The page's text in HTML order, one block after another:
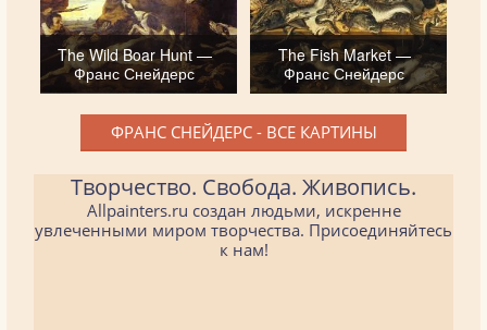
The Wild Boar Hunt —
Франс Снейдерс
The Fish Market —
Франс Снейдерс
ФРАНС СНЕЙДЕРС - ВСЕ КАРТИНЫ
Творчество. Свобода. Живопись.
Allpainters.ru создан людьми, искренне
увлеченными миром творчества. Присоединяйтесь
к нам!